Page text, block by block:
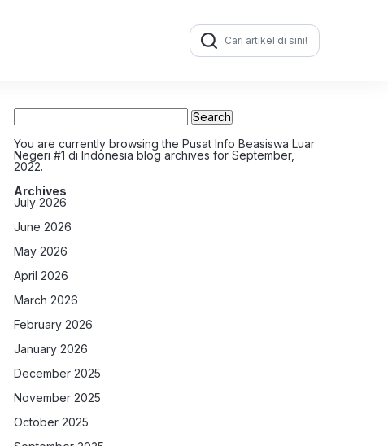
Search
for:
Search
for:
You are currently browsing the Pusat Info Beasiswa Luar
Negeri #1 di Indonesia blog archives for September,
2022.
Archives
July 2026
June 2026
May 2026
April 2026
March 2026
February 2026
January 2026
December 2025
November 2025
October 2025